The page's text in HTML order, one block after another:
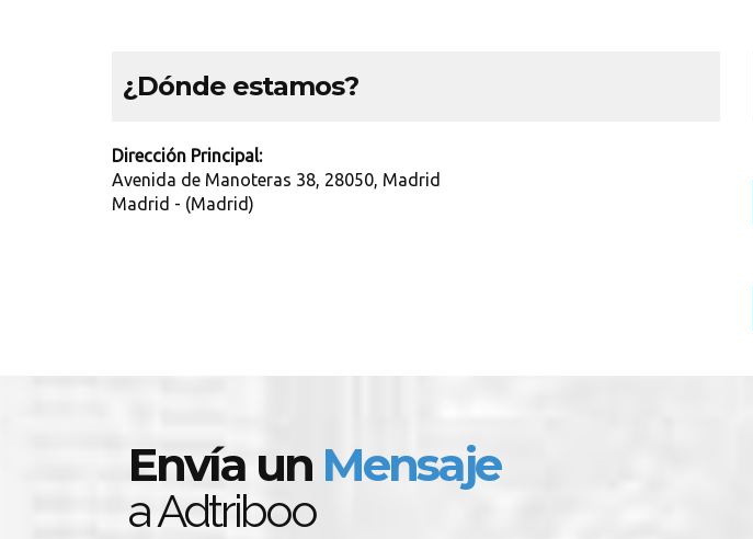
¿Dónde estamos?
Dirección Principal:
Avenida de Manoteras 38, 28050, Madrid
Madrid - (Madrid)
Envía un Mensaje
a Adtriboo